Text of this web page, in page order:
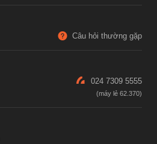
Câu hỏi thường gặp
024 7309 5555